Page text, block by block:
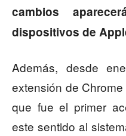
cambios
dispositivos de
Además, desde
extensión de
que fue el primer
este sentido al